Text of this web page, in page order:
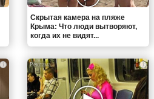
Скрытая камера на пляже
Крыма: Что люди вытворяют,
когда их не видят...
i i